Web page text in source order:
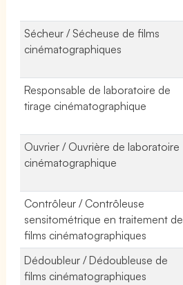
Sécheur / Sécheuse de films
cinématographiques
Responsable de laboratoire de
tirage cinématographique
Ouvrier / Ouvrière de laboratoire
cinématographique
Contrôleur / Contrôleuse
sensitométrique en traitement de
films cinématographiques
Dédoubleur / Dédoubleuse de
films cinématographiques